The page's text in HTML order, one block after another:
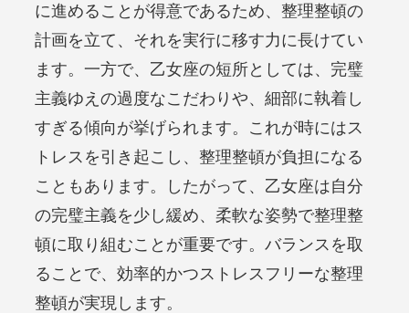
に進めることが得意であるため、整理整頓の
計画を立て、それを実行に移す力に長けてい
ます。一方で、乙女座の短所としては、完璧
主義ゆえの過度なこだわりや、細部に執着し
すぎる傾向が挙げられます。これが時にはス
トレスを引き起こし、整理整頓が負担になる
こともあります。したがって、乙女座は自分
の完璧主義を少し緩め、柔軟な姿勢で整理整
頓に取り組むことが重要です。バランスを取
ることで、効率的かつストレスフリーな整理
整頓が実現します。